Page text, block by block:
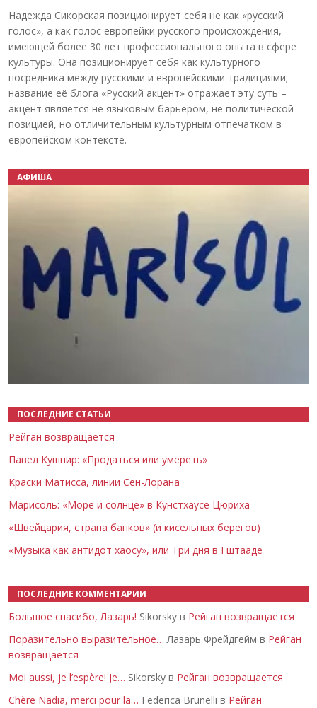
Надежда Сикорская позиционирует себя не как «русский
голос», а как голос европейки русского происхождения,
имеющей более 30 лет профессионального опыта в сфере
культуры. Она позиционирует себя как культурного
посредника между русскими и европейскими традициями;
название её блога «Русский акцент» отражает эту суть –
акцент является не языковым барьером, не политической
позицией, но отличительным культурным отпечатком в
европейском контексте.
АФИША
ПОСЛЕДНИЕ СТАТЬИ
Рейган возвращается
Павел Кушнир: «Продаться или умереть»
Краски Матисса, линии Сен-Лорана
Марисоль: «Море и солнце» в Кунстхаусе Цюриха
«Швейцария, страна банков» (и кисельных берегов)
«Музыка как антидот хаосу», или Три дня в Гштааде
ПОСЛЕДНИЕ КОММЕНТАРИИ
Большое спасибо, Лазарь! Sikorsky в Рейган возвращается
Поразительно выразительное… Лазарь Фрейдгейм в Рейган
возвращается
Moi aussi, je l’espère! Je… Sikorsky в Рейган возвращается
Chère Nadia, merci pour la… Federica Brunelli в Рейган